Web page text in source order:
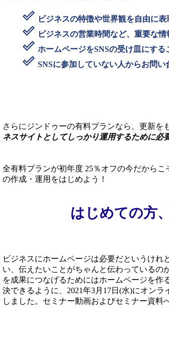
done_outline ビジネスの特徴や世界観を自由に
done_outline ビジネスの営業時間など、重要な
done_outline ホームページをSNSの受け皿にす
done_outline SNSに参加していない人からお問
さらにジンドゥーの有料プランなら、更新を
ネスサイトとしてしっかり運用するために必
全有料プランが初年度 25％オフの今だから
の作成・運用をはじめよう！
はじめての方
ビジネスにホームページは必要だというけ
い、伝えたいことがちゃんと伝わっているの
を成果につなげるためにはホームページを
決できるように、2021年3月17日(水)にオン
しました。セミナー動画およびセミナー資料